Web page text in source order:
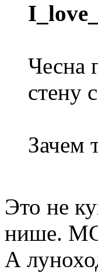
Чесна
стену
Зачем
Это не
нише. МС
А